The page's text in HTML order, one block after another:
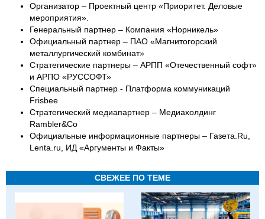
Организатор – Проектный центр «Приоритет. Деловые
мероприятия».
Генеральный партнер – Компания «Норникель»
Официальный партнер – ПАО «Магнитогорский
металлургический комбинат»
Стратегические партнеры – АРПП «Отечественный софт»
и АРПО «РУССОФТ»
Специальный партнер - Платформа коммуникаций
Frisbee
Стратегический медиапартнер – Медиахолдинг
Rambler&Co
Официальные информационные партнеры – Газета.Ru,
Lenta.ru, ИД «Аргументы и Факты»
СВЕЖЕЕ ПО ТЕМЕ